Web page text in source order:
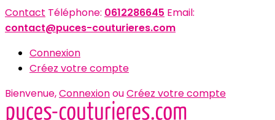
Contact Téléphone: 0612286645 Email:
contact@puces-couturieres.com
Connexion
Créez votre compte
Bienvenue,ConnexionouCréez votre compte